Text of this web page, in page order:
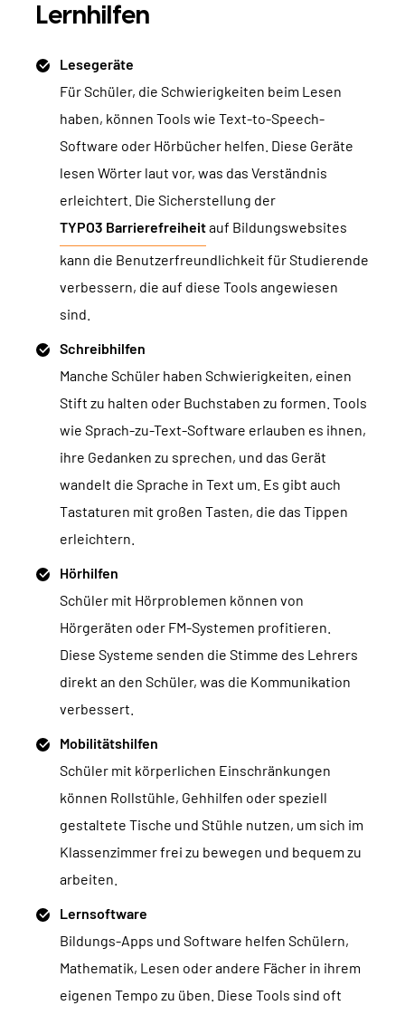
Lernhilfen
Lesegeräte
Für Schüler, die Schwierigkeiten beim Lesen
haben, können Tools wie Text-to-Speech-
Software oder Hörbücher helfen. Diese Geräte
lesen Wörter laut vor, was das Verständnis
erleichtert. Die Sicherstellung der
TYPO3 Barrierefreiheitauf Bildungswebsites
kann die Benutzerfreundlichkeit für Studierende
verbessern, die auf diese Tools angewiesen
sind.
Schreibhilfen
Manche Schüler haben Schwierigkeiten, einen
Stift zu halten oder Buchstaben zu formen. Tools
wie Sprach-zu-Text-Software erlauben es ihnen,
ihre Gedanken zu sprechen, und das Gerät
wandelt die Sprache in Text um. Es gibt auch
Tastaturen mit großen Tasten, die das Tippen
erleichtern.
Hörhilfen
Schüler mit Hörproblemen können von
Hörgeräten oder FM-Systemen profitieren.
Diese Systeme senden die Stimme des Lehrers
direkt an den Schüler, was die Kommunikation
verbessert.
Mobilitätshilfen
Schüler mit körperlichen Einschränkungen
können Rollstühle, Gehhilfen oder speziell
gestaltete Tische und Stühle nutzen, um sich im
Klassenzimmer frei zu bewegen und bequem zu
arbeiten.
Lernsoftware
Bildungs-Apps und Software helfen Schülern,
Mathematik, Lesen oder andere Fächer in ihrem
eigenen Tempo zu üben. Diese Tools sind oft